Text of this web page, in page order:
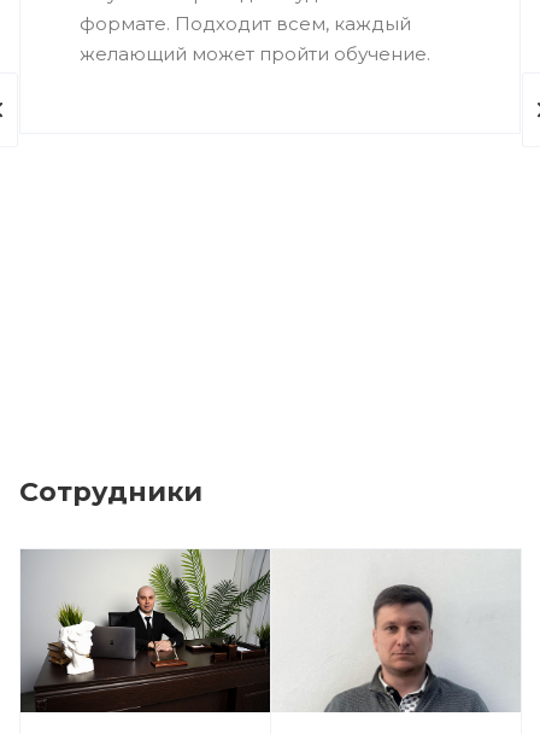
формате. Подходит всем, каждый
желающий может пройти обучение.
Сотрудники